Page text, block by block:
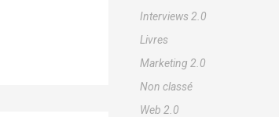
Interviews 2.0
Livres
Marketing 2.0
Non classé
Web 2.0